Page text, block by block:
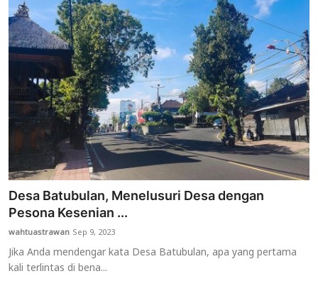
Desa Batubulan, Menelusuri Desa dengan
Pesona Kesenian ...
wahtuastrawan Sep 9, 2023
Jika Anda mendengar kata Desa Batubulan, apa yang pertama
kali terlintas di bena...